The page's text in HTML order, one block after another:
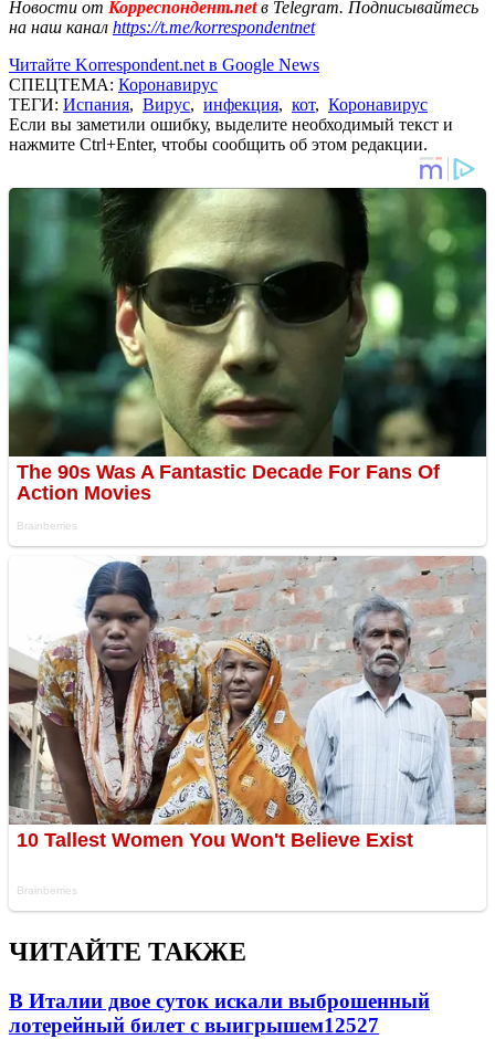
Новости от Корреспондент.netв Telegram. Подписывайтесь
на наш канал https://t.me/korrespondentnet
Читайте Korrespondent.net в Google News
СПЕЦТЕМА: Коронавирус
ТЕГИ: Испания, Вирус, инфекция, кот, Коронавирус
Если вы заметили ошибку, выделите необходимый текст и
нажмите Ctrl+Enter, чтобы сообщить об этом редакции.
ЧИТАЙТЕ ТАКЖЕ
В Италии двое суток искали выброшенный
лотерейный билет с выигрышем12527